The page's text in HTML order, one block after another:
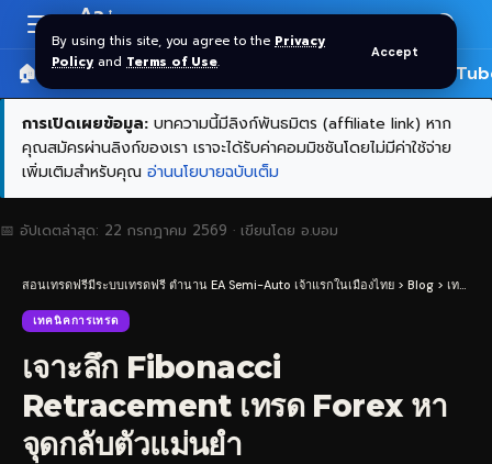
By using this site, you agree to the Privacy
Policy and Terms of Use.
Accept
Resizer
Aa
🏠 หน้าแรก ราคาทอง SPDR 🎬
การเปิดเผยข้อมูล: บทความนี้มีลิงก์พันธมิตร (affiliate link) หาก
คุณสมัครผ่านลิงก์ของเรา เราจะได้รับค่าคอมมิชชันโดยไม่มีค่าใช้จ่าย
เพิ่มเติมสำหรับคุณ อ่านนโยบายฉบับเต็ม
📅 อัปเดตล่าสุด: 22 กรกฎาคม 2569 · เขียนโดย อ.บอม
สอนเทรดฟรีมีระบบเทรดฟรี ตำนาน EA Semi-Auto เจ้าแรกในเมืองไทย > Blog > เทคนิคการเทรด
เทคนิคการเทรด
เจาะลึก Fibonacci
Retracement เทรด Forex หา
จุดกลับตัวแม่นยำ